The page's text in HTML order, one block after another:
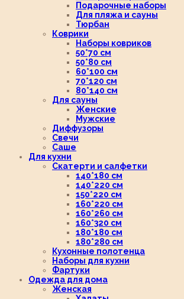
Подарочные наборы
Для пляжа и сауны
Тюрбан
Коврики
Наборы ковриков
50*70 см
50*80 см
60*100 см
70*120 см
80*140 см
Для сауны
Женские
Мужские
Диффузоры
Свечи
Саше
Для кухни
Скатерти и салфетки
140*180 см
140*220 см
150*220 см
160*220 см
160*260 см
160*320 см
180*180 см
180*280 см
Кухонные полотенца
Наборы для кухни
Фартуки
Одежда для дома
Женская